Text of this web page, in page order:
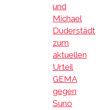
und
Michael
Duderstädt
zum
aktuellen
Urteil
GEMA
gegen
Suno